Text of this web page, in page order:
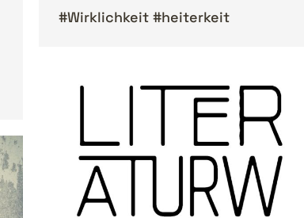
#Wirklichkeit #heiterkeit